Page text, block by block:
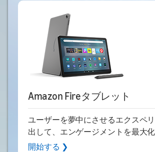
Amazon Fireタブレット
ユーザーを夢中にさせるエクスペ
出して、エンゲージメントを最大化
開始する ❯